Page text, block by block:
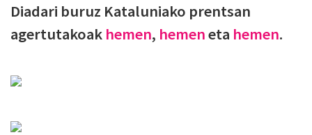
Diadari buruz Kataluniako prentsan
agertutakoak hemen, hemeneta hemen.